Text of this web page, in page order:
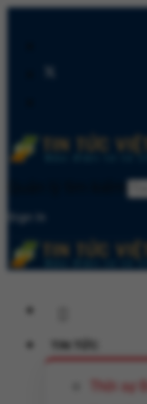
Sign In
TIN TỨC
Thời sự